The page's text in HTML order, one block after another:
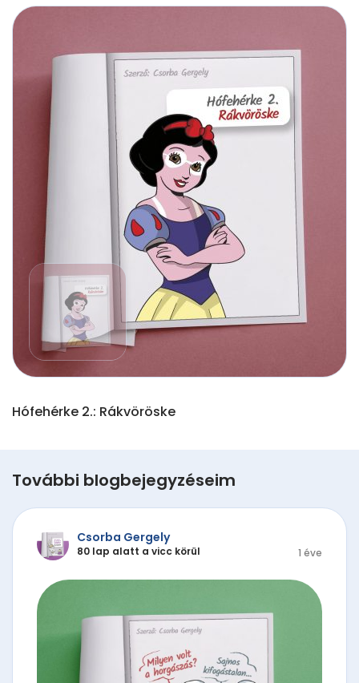
Hófehérke 2.: Rákvöröske
További blogbejegyzéseim
Csorba Gergely
80 lap alatt a vicc körül 1 éve